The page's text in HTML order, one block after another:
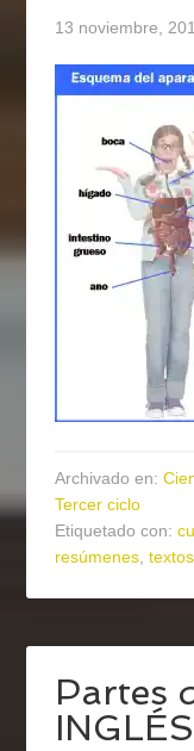
13 noviembre,
Archivado en:
Tercer ciclo
Etiquetado con:
resúmenes,textos
Partes
INGLÉS